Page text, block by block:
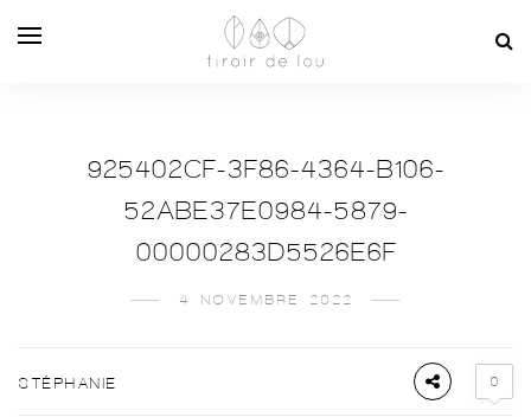
925402CF-3F86-4364-B106-
52ABE37E0984-5879-
00000283D5526E6F
4 NOVEMBRE 2022
STÉPHANIE 0